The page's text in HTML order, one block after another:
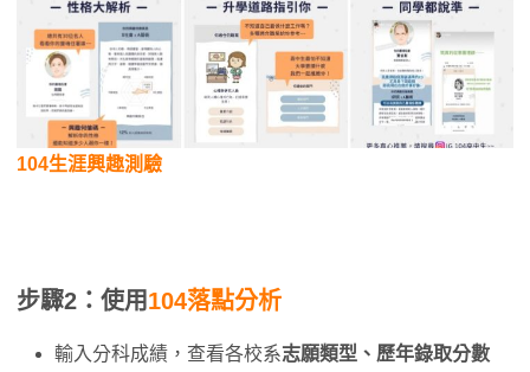
104生涯興趣測驗
步驟2：使用104落點分析
輸入分科成績，查看各校系志願類型、歷年錄取分數